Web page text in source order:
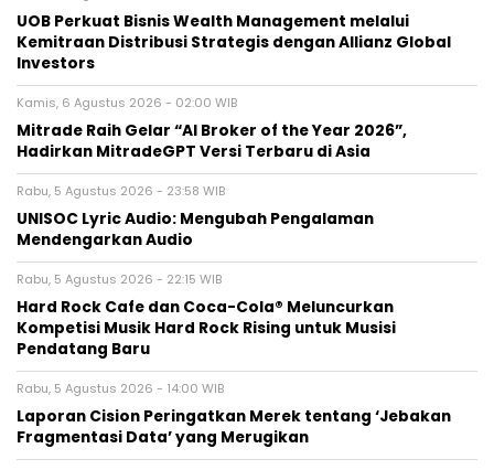
UOB Perkuat Bisnis Wealth Management melalui
Kemitraan Distribusi Strategis dengan Allianz Global
Investors
Kamis, 6 Agustus 2026 - 02:00 WIB
Mitrade Raih Gelar “AI Broker of the Year 2026”,
Hadirkan MitradeGPT Versi Terbaru di Asia
Rabu, 5 Agustus 2026 - 23:58 WIB
UNISOC Lyric Audio: Mengubah Pengalaman
Mendengarkan Audio
Rabu, 5 Agustus 2026 - 22:15 WIB
Hard Rock Cafe dan Coca-Cola® Meluncurkan
Kompetisi Musik Hard Rock Rising untuk Musisi
Pendatang Baru
Rabu, 5 Agustus 2026 - 14:00 WIB
Laporan Cision Peringatkan Merek tentang ‘Jebakan
Fragmentasi Data’ yang Merugikan